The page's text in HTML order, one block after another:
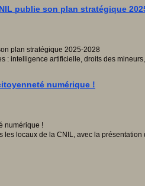
publie son plan stratégique
: intelligence artificielle, droits des
numérique !
locaux de la CNIL, avec la